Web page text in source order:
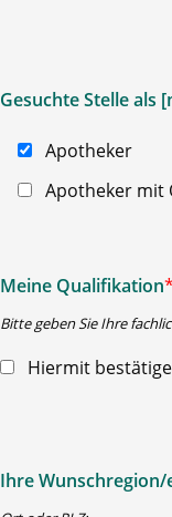
Gesuchte Stelle als
Apotheker
Apotheker mit
Meine Qualifikation*
Bitte geben Sie Ihre
Hiermit
Ihre